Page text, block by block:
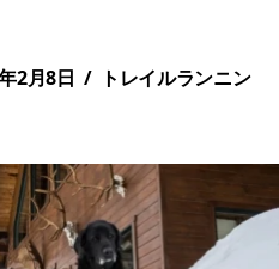
2月8日 / トレイルランニン